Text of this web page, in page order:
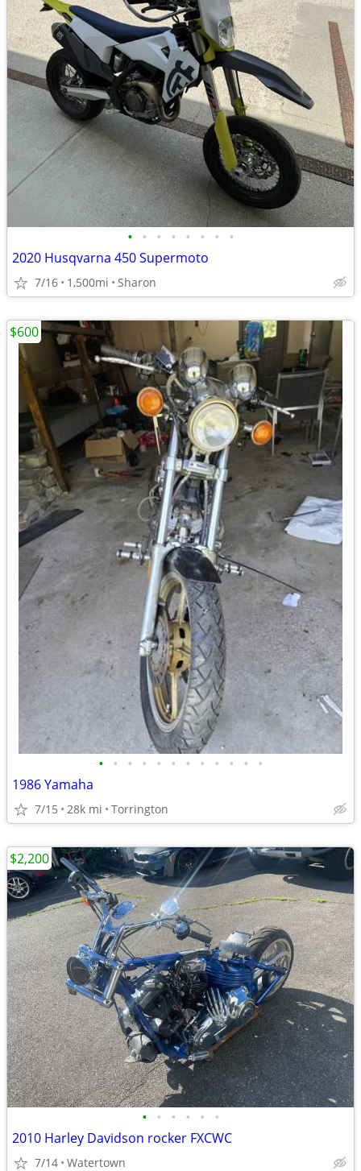
• • • • • • • •
2020 Husqvarna 450 Supermoto
7/16 1,500mi Sharon
• • • • • • • • • • • •
1986 Yamaha
7/15 28k mi Torrington
$600
• • • • • •
2010 Harley Davidson rocker FXCWC
7/14 Watertown
$2,200